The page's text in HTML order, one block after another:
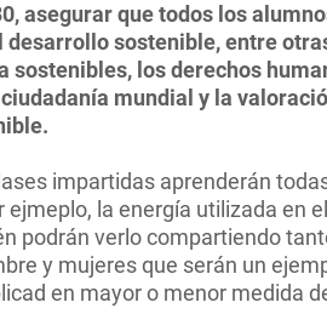
asegurar que todos los
desarrollo sostenible, entre
sostenibles, los derechos
mundial y la
impartidas aprenderán
ejmeplo, la energía utilizada en
podrán verlo compartiendo
y mujeres que serán un
en mayor o menor medida